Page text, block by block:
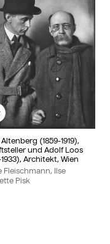
(1859-1919),
und Adolf Loos
1933), Architekt, Wien
Fleischmann, Ilse
Pisk
to my album